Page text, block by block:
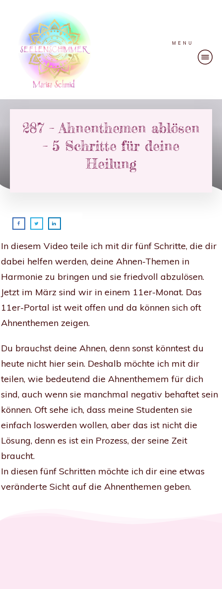
MENU
287 – Ahnenthemen ablösen
– 5 Schritte für deine
Heilung
In diesem Video teile ich mit dir fünf Schritte, die dir
dabei helfen werden, deine Ahnen-Themen in
Harmonie zu bringen und sie friedvoll abzulösen.
Jetzt im März sind wir in einem 11er-Monat. Das
11er-Portal ist weit offen und da können sich oft
Ahnenthemen zeigen.
Du brauchst deine Ahnen, denn sonst könntest du
heute nicht hier sein. Deshalb möchte ich mit dir
teilen, wie bedeutend die Ahnenthemem für dich
sind, auch wenn sie manchmal negativ behaftet sein
können. Oft sehe ich, dass meine Studenten sie
einfach loswerden wollen, aber das ist nicht die
Lösung, denn es ist ein Prozess, der seine Zeit
braucht.
In diesen fünf Schritten möchte ich dir eine etwas
veränderte Sicht auf die Ahnenthemen geben.